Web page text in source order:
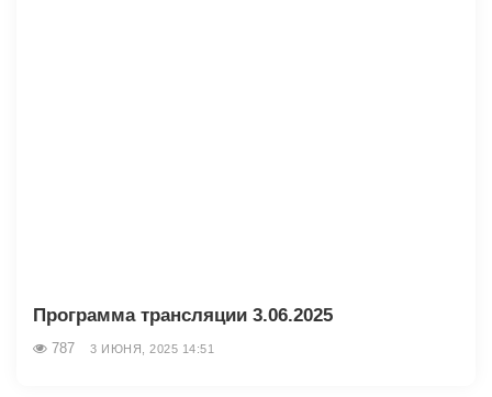
Программа трансляции 3.06.2025
787 3 ИЮНЯ, 2025 14:51